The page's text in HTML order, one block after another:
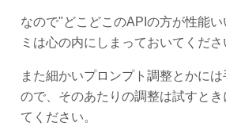
なので"どこどこのAPIの方が性能
ミは心の内にしまっておいてくださ
また細かいプロンプト調整とかに
ので、そのあたりの調整は試すと
てください。